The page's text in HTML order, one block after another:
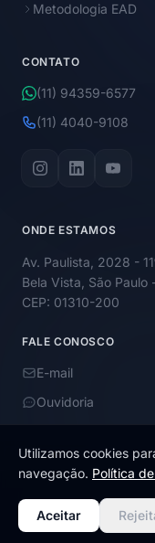
Metodologia EAD
CONTATO
(11) 94359-6577
(11) 4040-9108
ONDE ESTAMOS
Av. Paulista, 2028 -
Bela Vista, São Paulo
CEP: 01310-200
FALE CONOSCO
E-mail
Ouvidoria
© 2026 Academy
Termos
Utilizamos cookies
navegação. Política
Aceitar